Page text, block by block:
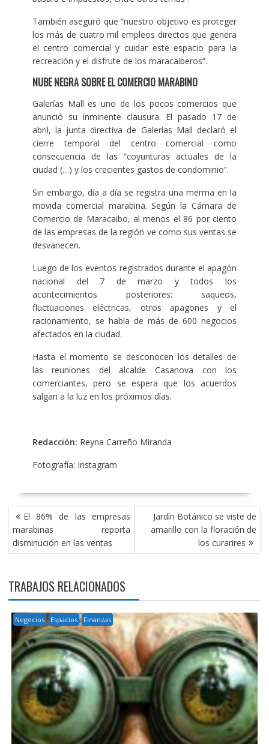
También aseguró que “nuestro objetivo es proteger
los más de cuatro mil empleos directos que genera
el centro comercial y cuidar este espacio para la
recreación y el disfrute de los maracaiberos”.
NUBE NEGRA SOBRE EL COMERCIO MARABINO
Galerías Mall es uno de los pocos comercios que
anunció su inminente clausura. El pasado 17 de
abril, la junta directiva de Galerías Mall declaró el
cierre temporal del centro comercial como
consecuencia de las “coyunturas actuales de la
ciudad (…) y los crecientes gastos de condominio”.
Sin embargo, día a día se registra una merma en la
movida comercial marabina. Según la Cámara de
Comercio de Maracaibo, al menos el 86 por ciento
de las empresas de la región ve como sus ventas se
desvanecen.
Luego de los eventos registrados durante el apagón
nacional del 7 de marzo y todos los
acontecimientos posteriores: saqueos,
fluctuaciones eléctricas, otros apagones y el
racionamiento, se habla de más de 600 negocios
afectados en la ciudad.
Hasta el momento se desconocen los detalles de
las reuniones del alcalde Casanova con los
comerciantes, pero se espera que los acuerdos
salgan a la luz en los próximos días.
Redacción: Reyna Carreño Miranda
Fotografía: Instagram
NAVEGACIÓN
DE
ENTRADAS
El 86% de las empresas
marabinas reporta
disminución en las ventas
Jardín Botánico se viste de
amarillo con la floración de
los curarires
TRABAJOS RELACIONADOS
Negocios Espacios Finanzas